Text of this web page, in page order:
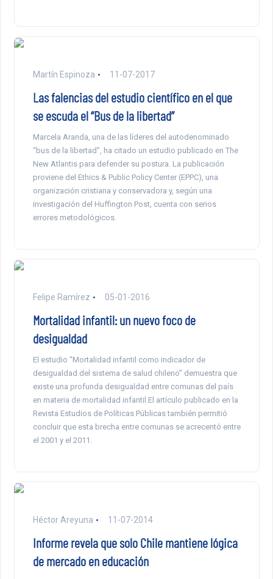
Martín Espinoza 11-07-2017
Las falencias del estudio científico en el que
se escuda el “Bus de la libertad”
Marcela Aranda, una de las líderes del autodenominado
“bus de la libertad”, ha citado un estudio publicado en The
New Atlantis para defender su postura. La publicación
proviene del Ethics & Public Policy Center (EPPC), una
organización cristiana y conservadora y, según una
investigación del Huffington Post, cuenta con serios
errores metodológicos.
Felipe Ramírez 05-01-2016
Mortalidad infantil: un nuevo foco de
desigualdad
El estudio “Mortalidad infantil como indicador de
desigualdad del sistema de salud chileno” demuestra que
existe una profunda desigualdad entre comunas del país
en materia de mortalidad infantil.El artículo publicado en la
Revista Estudios de Políticas Públicas también permitió
concluir que esta brecha entre comunas se acrecentó entre
el 2001 y el 2011.
Héctor Areyuna 11-07-2014
Informe revela que solo Chile mantiene lógica
de mercado en educación